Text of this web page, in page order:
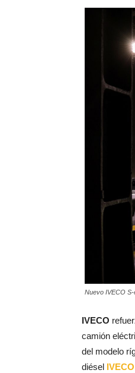
Nuevo IVECO
IVECO
camión
del modelo
diésel IVECO